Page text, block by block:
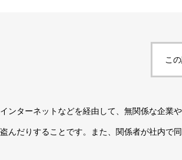
こ
インターネットなどを経由して、無関係な企業
盗んだりすることです。また、関係者が社内で